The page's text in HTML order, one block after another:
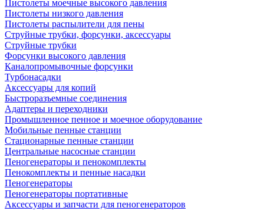
Пистолеты моечные высокого давления
Пистолеты низкого давления
Пистолеты распылители для пены
Струйные трубки, форсунки, аксессуары
Струйные трубки
Форсунки высокого давления
Каналопромывочные форсунки
Турбонасадки
Аксессуары для копий
Быстроразъемные соединения
Адаптеры и переходники
Промышленное пенное и моечное оборудование
Мобильные пенные станции
Стационарные пенные станции
Центральные насосные станции
Пеногенераторы и пенокомплекты
Пенокомплекты и пенные насадки
Пеногенераторы
Пеногенераторы портативные
Аксессуары и запчасти для пеногенераторов